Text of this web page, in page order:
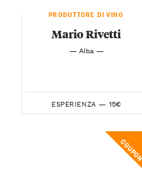
PRODUTTORE DI VINO
Mario Rivetti
— Alba —
ESPERIENZA — 15€
COUPON